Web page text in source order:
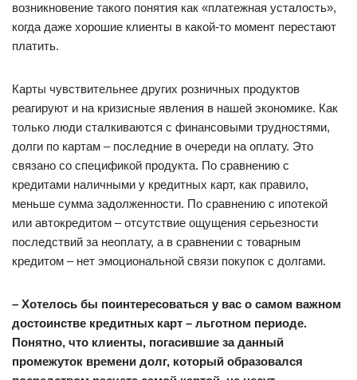
возникновение такого понятия как «платежная усталость»,
когда даже хорошие клиенты в какой-то момент перестают
платить.
Карты чувствительнее других розничных продуктов
реагируют и на кризисные явления в нашей экономике. Как
только люди сталкиваются с финансовыми трудностями,
долги по картам – последние в очереди на оплату. Это
связано со спецификой продукта. По сравнению с
кредитами наличными у кредитных карт, как правило,
меньше сумма задолженности. По сравнению с ипотекой
или автокредитом – отсутствие ощущения серьезности
последствий за неоплату, а в сравнении с товарным
кредитом – нет эмоциональной связи покупок с долгами.
– Хотелось бы поинтересоваться у вас о самом важном
достоинстве кредитных карт – льготном периоде.
Понятно, что клиенты, погасившие за данный
промежуток времени долг, который образовался